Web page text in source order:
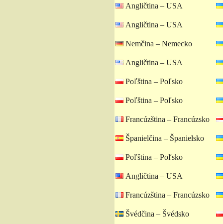
Angličtina – USA
Angličtina – USA
Nemčina – Nemecko
Angličtina – USA
Poľština – Poľsko
Poľština – Poľsko
Francúzština – Francúzsko
Španielčina – Španielsko
Poľština – Poľsko
Angličtina – USA
Francúzština – Francúzsko
Švédčina – Švédsko